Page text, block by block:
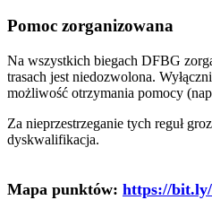
Pomoc zorganizowana
Na wszystkich biegach DFBG
trasach jest niedozwolona.
możliwość otrzymania pomocy
Za nieprzestrzeganie tych reguł
dyskwalifikacja.
Mapa punktów: https://